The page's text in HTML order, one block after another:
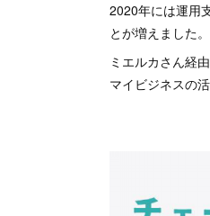
2020年には運用
とが増えました。
ミエルカさん経
マイビジネスの